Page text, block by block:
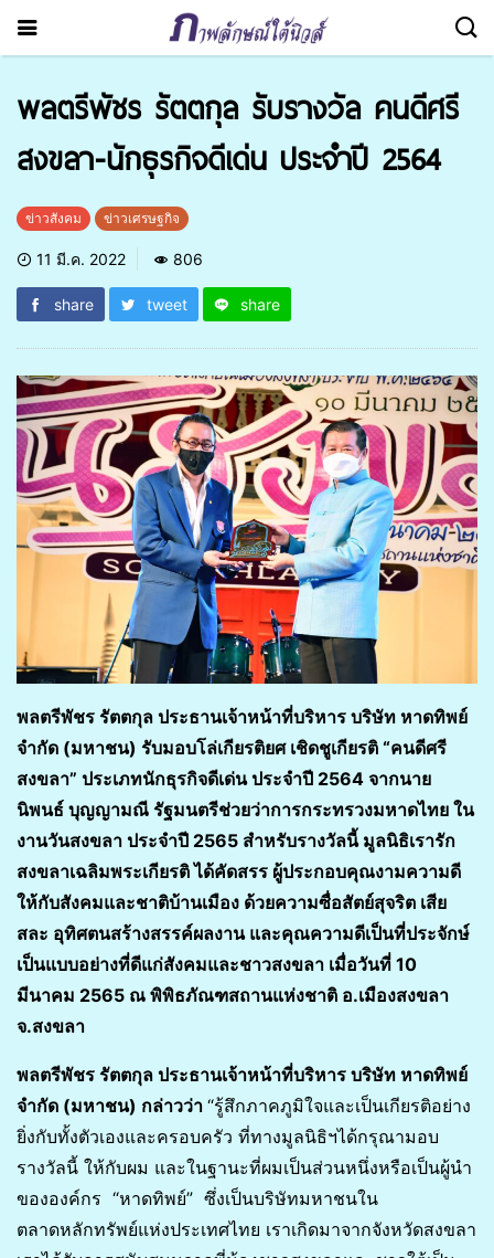
พลตรีพัชร รัตตกุล รับรางวัล คนดีศรี
สงขลา-นักธุรกิจดีเด่น ประจำปี 2564
ข่าวสังคม ข่าวเศรษฐกิจ
11 มี.ค. 2022 806
share tweet share
พลตรีพัชร รัตตกุล ประธานเจ้าหน้าที่บริหาร บริษัท หาดทิพย์
จำกัด (มหาชน) รับมอบโล่เกียรติยศ เชิดชูเกียรติ “คนดีศรี
สงขลา” ประเภทนักธุรกิจดีเด่น ประจำปี 2564 จากนาย
นิพนธ์ บุญญามณี รัฐมนตรีช่วยว่าการกระทรวงมหาดไทย ใน
งานวันสงขลา ประจำปี 2565 สำหรับรางวัลนี้ มูลนิธิเรารัก
สงขลาเฉลิมพระเกียรติ ได้คัดสรร ผู้ประกอบคุณงามความดี
ให้กับสังคมและชาติบ้านเมือง ด้วยความซื่อสัตย์สุจริต เสีย
สละ อุทิศตนสร้างสรรค์ผลงาน และคุณความดีเป็นที่ประจักษ์
เป็นแบบอย่างที่ดีแก่สังคมและชาวสงขลา เมื่อวันที่ 10
มีนาคม 2565 ณ พิพิธภัณฑสถานแห่งชาติ อ.เมืองสงขลา
จ.สงขลา
พลตรีพัชร รัตตกุล ประธานเจ้าหน้าที่บริหาร บริษัท หาดทิพย์
จำกัด (มหาชน) กล่าวว่า “รู้สึกภาคภูมิใจและเป็นเกียรติอย่าง
ยิ่งกับทั้งตัวเองและครอบครัว ที่ทางมูลนิธิฯได้กรุณามอบ
รางวัลนี้ ให้กับผม และในฐานะที่ผมเป็นส่วนหนึ่งหรือเป็นผู้นำ
ขององค์กร “หาดทิพย์” ซึ่งเป็นบริษัทมหาชนใน
ตลาดหลักทรัพย์แห่งประเทศไทย เราเกิดมาจากจังหวัดสงขลา